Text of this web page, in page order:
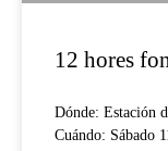
12 hores
Dónde: Estación
Cuándo: Sábado